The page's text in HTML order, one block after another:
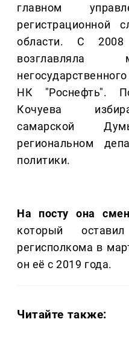
главном
регистрационной
области. С
возглавляла
НК "Роснефть".
Кочуева
самарской
региональном
политики.
На посту она
который
регисполкома в
он её с 2019 года.
Читайте также: